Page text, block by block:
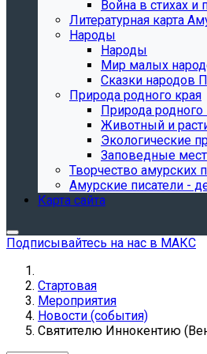
Война в стихах и
Литературная карта
Народы
Народы
Мир малых
Сказки народов
Природа родного края
Природа родного
Животный и
Экологические
Заповедные
Творчество амурских
Амурские писатели -
Карта сайта
Подписывайтесь на нас в МАКС
Стартовая
Мероприятия
Новости (события)
Святителю Иннокентию